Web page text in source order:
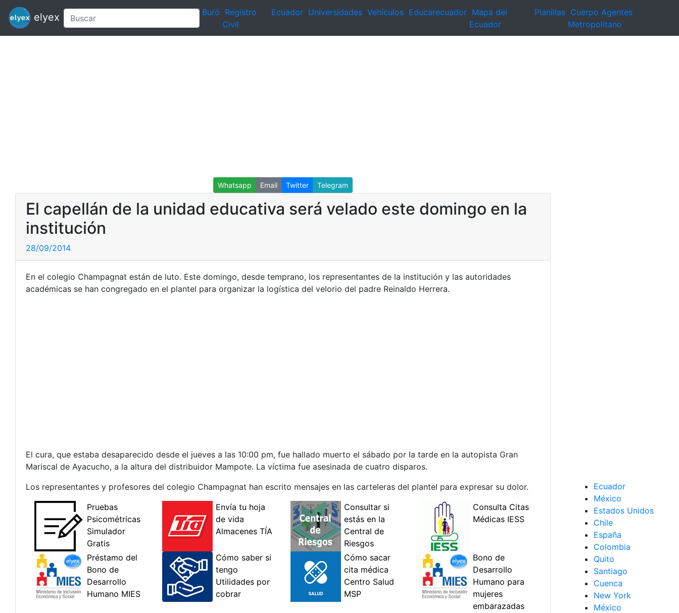
elyex Buró Registro
Civil
Ecuador Universidades Vehículos Educarecuador Mapa del
Ecuador
Planillas Cuerpo Agentes
Metropolitano
Whatsapp Email Twitter Telegram
El capellán de la unidad educativa será velado este domingo en la
institución
28/09/2014
En el colegio Champagnat están de luto. Este domingo, desde temprano, los representantes de la institución y las autoridades
académicas se han congregado en el plantel para organizar la logística del velorio del padre Reinaldo Herrera.
El cura, que estaba desaparecido desde el jueves a las 10:00 pm, fue hallado muerto el sábado por la tarde en la autopista Gran
Mariscal de Ayacucho, a la altura del distribuidor Mampote. La víctima fue asesinada de cuatro disparos.
Los representantes y profesores del colegio Champagnat han escrito mensajes en las carteleras del plantel para expresar su dolor.
Ecuador
México
Estados Unidos
Chile
España
Colombia
Quito
Santiago
Cuenca
New York
México